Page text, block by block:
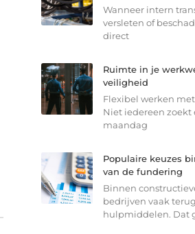
Wanneer intern
versleten of
direct
Ruimte in je
veiligheid
Flexibel werken
Niet iedereen zoekt
maandag
Populaire keuzes
van de fundering
Binnen
bedrijven vaak
hulpmiddelen. Dat